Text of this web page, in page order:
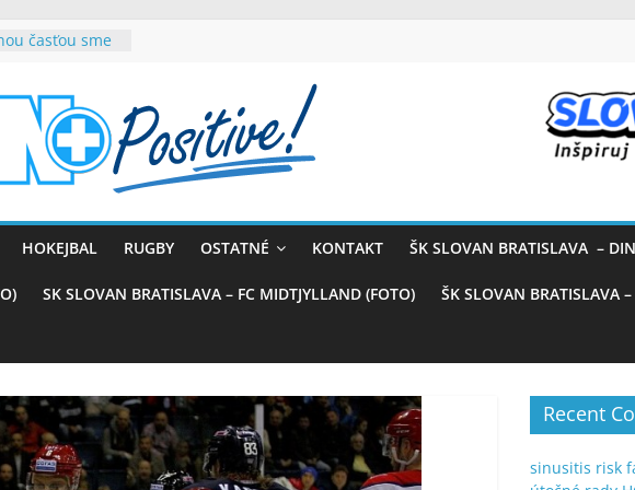
časťou sme
tímového
prvenstvo
nad
HOKEJBAL RUGBY OSTATNÉ KONTAKT ŠK SLOVAN BRATISLAVA –
SK SLOVAN BRATISLAVA – FC MIDTJYLLAND (FOTO) ŠK SLOVAN BRATISLAVA
Recent
sinusitis risk